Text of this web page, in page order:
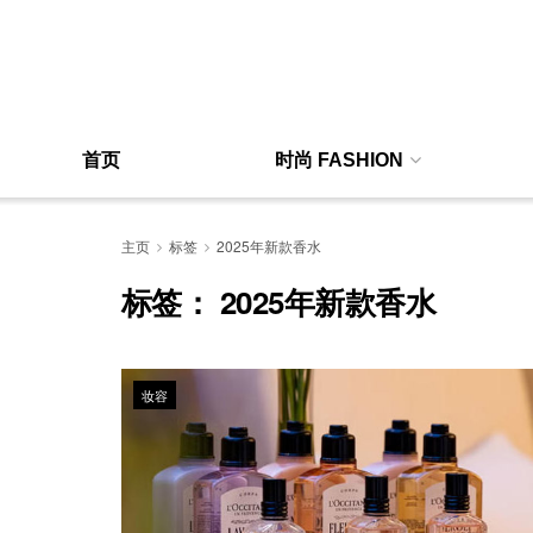
首页 时尚 FASHION
主页 标签 2025年新款香水
标签： 2025年新款香水
妆容